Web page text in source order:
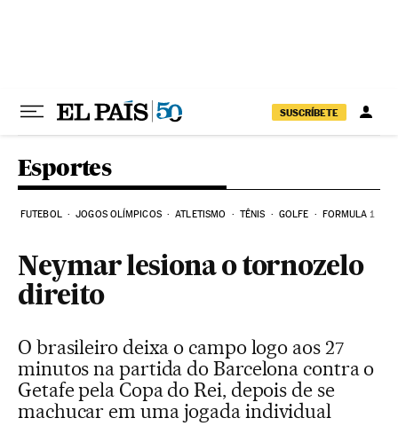
SUSCRÍBETE
Esportes
FUTEBOL JOGOS OLÍMPICOS ATLETISMO TÊNIS GOLFE FORMULA 1
Neymar lesiona o tornozelo
direito
O brasileiro deixa o campo logo aos 27
minutos na partida do Barcelona contra o
Getafe pela Copa do Rei, depois de se
machucar em uma jogada individual